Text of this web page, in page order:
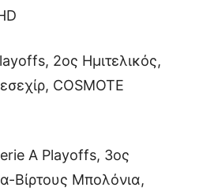
2ος Hμιτελικός,
COSMOTE
A Playoffs, 3oς
Βίρτους Μπολόνια,